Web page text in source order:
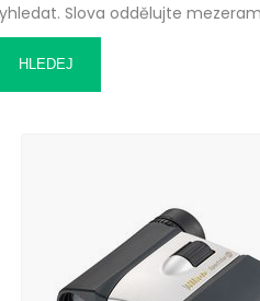
Slova oddělujte